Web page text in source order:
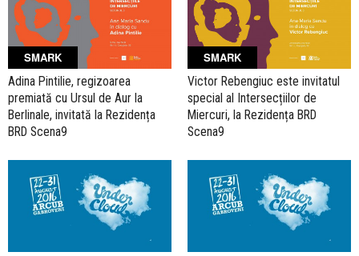
SMARK
Adina Pintilie, regizoarea
premiată cu Ursul de Aur la
Berlinale, invitată la Rezidența
BRD Scena9
SMARK
Victor Rebengiuc este invitatul
special al Intersecțiilor de
Miercuri, la Rezidența BRD
Scena9